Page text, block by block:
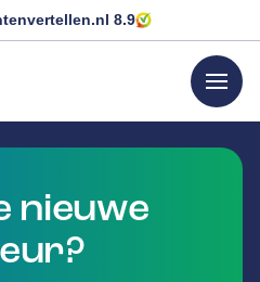
8.9
menu
nieuwe